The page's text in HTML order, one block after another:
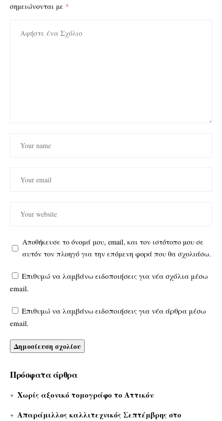
σημειώνονται με *
Αποθήκευσε το όνομά μου, email, και τον ιστότοπο μου σε
αυτόν τον πλοηγό για την επόμενη φορά που θα σχολιάσω.
Επιθυμώ να λαμβάνω ειδοποιήσεις για νέα σχόλια μέσω
email.
Επιθυμώ να λαμβάνω ειδοποιήσεις για νέα άρθρα μέσω
email.
Πρόσφατα άρθρα
Χωρίς αξονικό τομογράφο το Αττικόν
Απαράμιλλος καλλιτεχνικός Σεπτέμβρης στο